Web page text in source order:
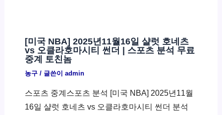
[미국 NBA] 2025년11월16일 샬럿 호네츠
vs 오클라호마시티 썬더 | 스포츠 분석 무료
중계 토친놈
농구/ 글쓴이 admin
스포츠 중계스포츠 분석 [미국 NBA] 2025년11월
16일 샬럿 호네츠 vs 오클라호마시티 썬더 분석